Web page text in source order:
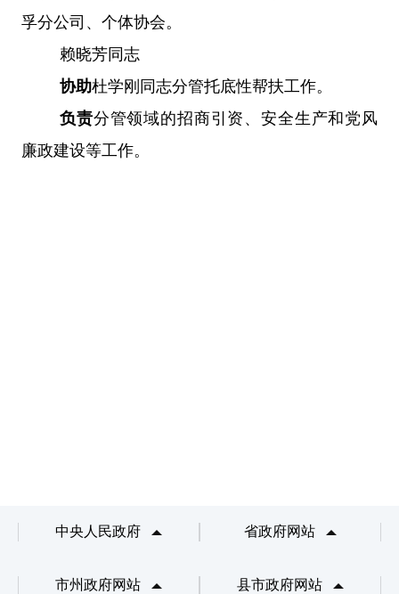
孚分公司 、 个体协会。
赖晓芳同志
协助杜学刚 同志分管托底性帮扶工作。
负责分管领域的招商引资、安全生产和党风
廉政建设等工作。
中央人民政府 省政府网站
市州政府网站 县市政府网站